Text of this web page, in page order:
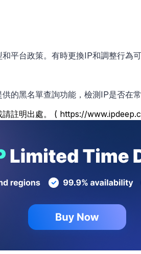
平台政策。有時更換IP和調整行為
的黑名單查詢功能，檢測IP是否在
請註明出處。 ( https://